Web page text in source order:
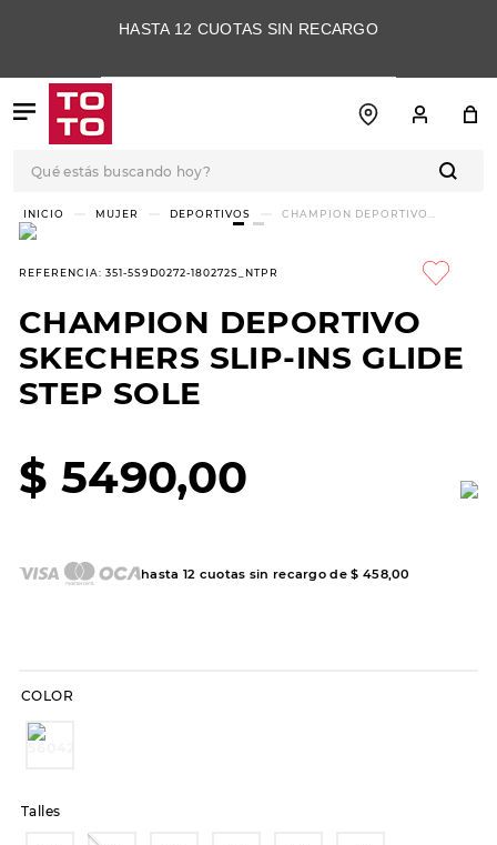
HASTA 12 CUOTAS SIN RECARGO
MUJER DEPORTIVOS
CHAMPION DEPORTIVO
REFERENCIA: 351-5S9D0272-180272S_NTPR
CHAMPION DEPORTIVO
SKECHERS SLIP-INS GLIDE
STEP SOLE
$ 5490,00
hasta 12 cuotas sin recargo de$ 458,00
COLOR
Talles
TÉRMINOS MÁS
BUSCADOS
1.
3.
skechers slip-ins
9.
slip-ins